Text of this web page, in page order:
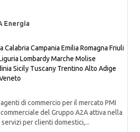
Energia
Calabria Campania Emilia Romagna Friuli
LombardyMarche Molise
Sicily Tuscany Trentino Alto Adige
di commercio per il mercato PMI
del Gruppo A2A attiva nella
per clienti domestici,...